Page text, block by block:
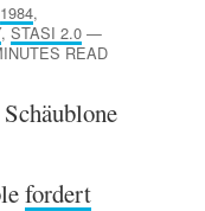
1984,
,STASI 2.0 —
READ
fordert